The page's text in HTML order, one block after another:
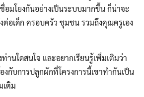
ชื่อมโยงกันอย่างเป็นระบบมากขึ้น ก็น่าจะ
ต่อเด็ก ครอบครัว ชุมชน รวมถึงคุณครูเอง
นใดสนใจ และอยากเรียนรู้เพิ่มเติมว่า
งกับการปลูกผักที่โครงการนี้เขาทำกันเป็น
เติม